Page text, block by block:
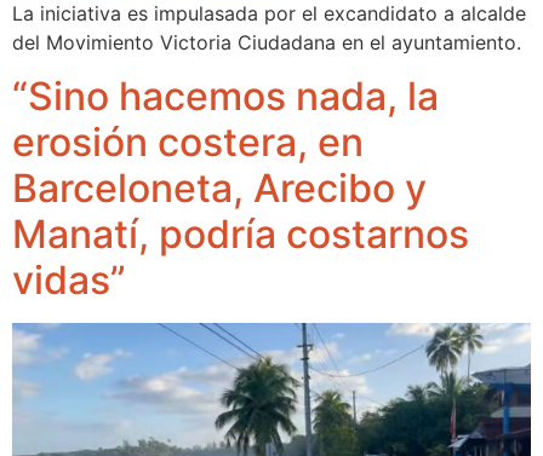
La iniciativa es impulasada por el excandidato a alcalde
del Movimiento Victoria Ciudadana en el ayuntamiento.
“Sino hacemos nada, la
erosión costera, en
Barceloneta, Arecibo y
Manatí, podría costarnos
vidas”